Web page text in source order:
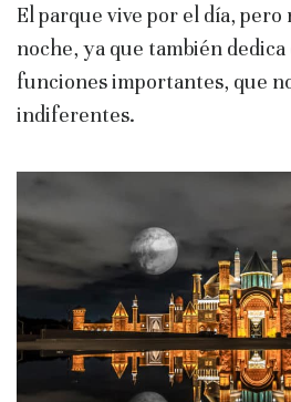
El parque vive por el día, pero
noche, ya que también
funciones importantes, que
indiferentes.